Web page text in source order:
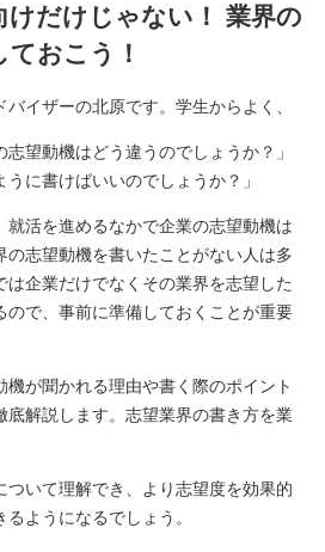
けだけじゃない！ 業界の
おこう！
イザーの北原です。学生からよく、
志望動機はどう違うのでしょうか？」
うに書けばいいのでしょうか？」
就活を進めるなかで企業の志望動機は
の志望動機を書いたことがない人は多
は企業だけでなくその業界を志望した
ので、事前に準備しておくことが重要
が聞かれる理由や書く際のポイント
底解説します。志望業界の書き方を業
ついて理解でき、より志望度を効果的
ようになるでしょう。